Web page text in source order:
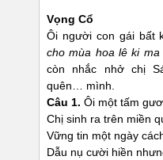
Vọng Cổ
Ôi người con gái bất
cho mùa hoa lê ki ma
còn nhắc nhở chị
quên… mình.
Câu 1. Ôi một tấm
Chị sinh ra trên miền
Vững tin một ngày
Dẫu nụ cười hiền